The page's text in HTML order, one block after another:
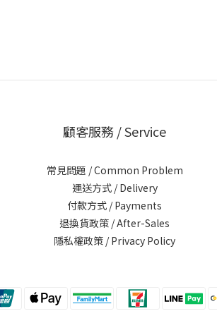
顧客服務 / Service
常見問題 / Common Problem
運送方式 / Delivery
付款方式 / Payments
退換貨政策 / After-Sales
隱私權政策 / Privacy Policy